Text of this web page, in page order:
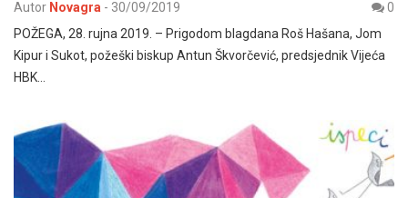
Autor Novagra - 30/09/2019
0
POŽEGA, 28. rujna 2019. – Prigodom blagdana Roš Hašana, Jom
Kipur i Sukot, požeški biskup Antun Škvorčević, predsjednik Vijeća
HBK…